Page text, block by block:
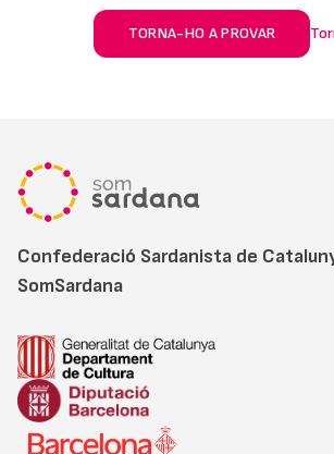
TORNA-HO A PROVAR
Confederació Sardanista de
SomSardana